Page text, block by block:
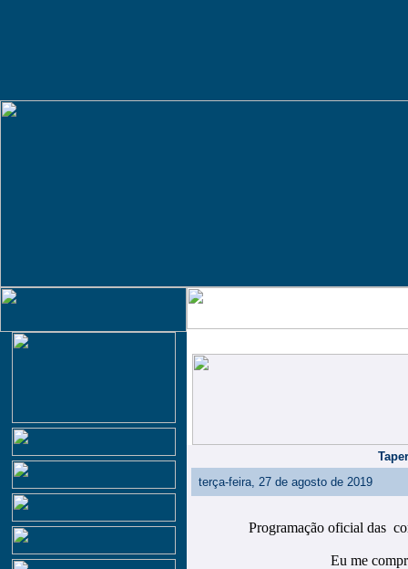
terça-feira, 27 de agosto de 2019
Programação oficial das
Eu me